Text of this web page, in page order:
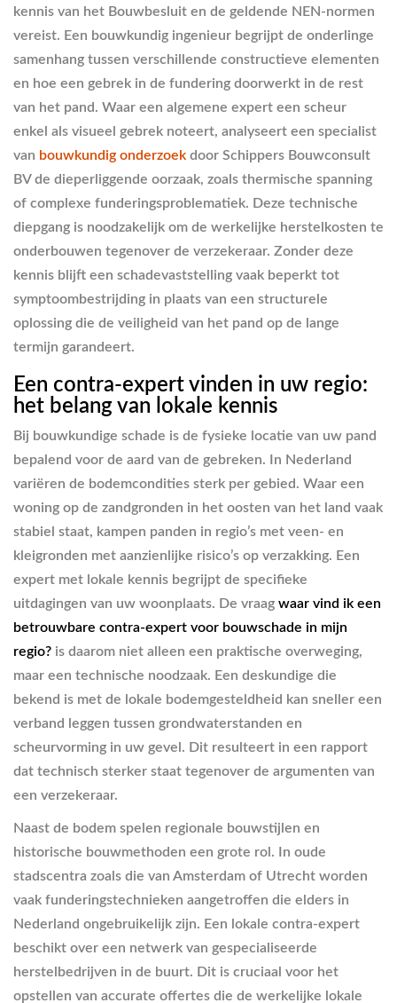
kennis van het Bouwbesluit en de geldende NEN-normen
vereist. Een bouwkundig ingenieur begrijpt de onderlinge
samenhang tussen verschillende constructieve elementen
en hoe een gebrek in de fundering doorwerkt in de rest
van het pand. Waar een algemene expert een scheur
enkel als visueel gebrek noteert, analyseert een specialist
van bouwkundig onderzoek door Schippers Bouwconsult
BV de dieperliggende oorzaak, zoals thermische spanning
of complexe funderingsproblematiek. Deze technische
diepgang is noodzakelijk om de werkelijke herstelkosten te
onderbouwen tegenover de verzekeraar. Zonder deze
kennis blijft een schadevaststelling vaak beperkt tot
symptoombestrijding in plaats van een structurele
oplossing die de veiligheid van het pand op de lange
termijn garandeert.
Een contra-expert vinden in uw regio:
het belang van lokale kennis
Bij bouwkundige schade is de fysieke locatie van uw pand
bepalend voor de aard van de gebreken. In Nederland
variëren de bodemcondities sterk per gebied. Waar een
woning op de zandgronden in het oosten van het land vaak
stabiel staat, kampen panden in regio’s met veen- en
kleigronden met aanzienlijke risico’s op verzakking. Een
expert met lokale kennis begrijpt de specifieke
uitdagingen van uw woonplaats. De vraag waar vind ik een
betrouwbare contra-expert voor bouwschade in mijn
regio? is daarom niet alleen een praktische overweging,
maar een technische noodzaak. Een deskundige die
bekend is met de lokale bodemgesteldheid kan sneller een
verband leggen tussen grondwaterstanden en
scheurvorming in uw gevel. Dit resulteert in een rapport
dat technisch sterker staat tegenover de argumenten van
een verzekeraar.
Naast de bodem spelen regionale bouwstijlen en
historische bouwmethoden een grote rol. In oude
stadscentra zoals die van Amsterdam of Utrecht worden
vaak funderingstechnieken aangetroffen die elders in
Nederland ongebruikelijk zijn. Een lokale contra-expert
beschikt over een netwerk van gespecialiseerde
herstelbedrijven in de buurt. Dit is cruciaal voor het
opstellen van accurate offertes die de werkelijke lokale